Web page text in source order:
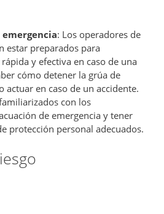
emergencia: Los operadores de
estar preparados para
y efectiva en caso de una
cómo detener la grúa de
actuar en caso de un accidente.
con los
de emergencia y tener
protección personal adecuados.